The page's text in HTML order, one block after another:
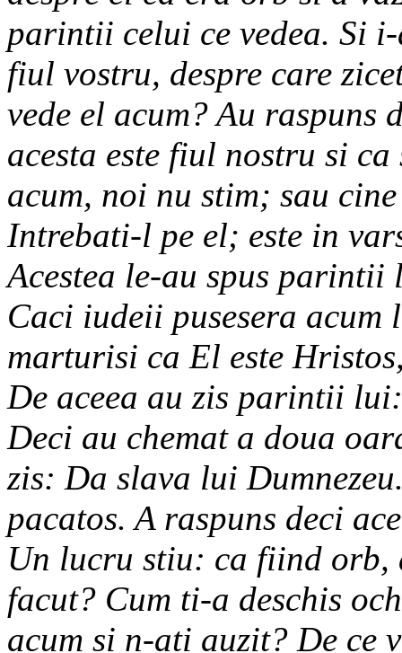
parintii celui ce vedea. Si
fiul vostru, despre care
vede el acum? Au
acesta este fiul nostru si
acum, noi nu stim; sau
Intrebati-l pe el; este in
Acestea le-au spus parintii
Caci iudeii pusesera acum
marturisi ca El este
De aceea au zis parintii
Deci au chemat a doua
zis: Da slava lui
pacatos. A raspuns deci
Un lucru stiu: ca fiind orb,
facut? Cum ti-a deschis
acum si n-ati auzit? De ce